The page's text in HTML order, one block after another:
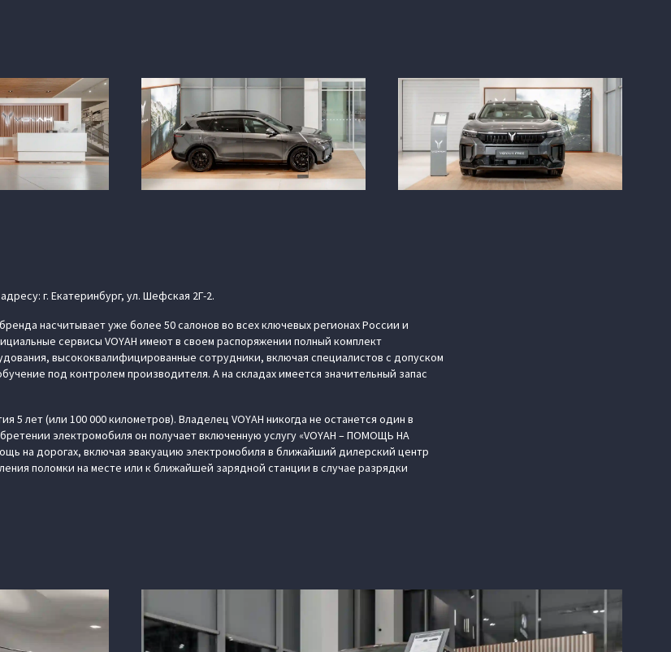
г. Екатеринбург, ул. Шефская 2Г-2.
насчитывает уже более 50 салонов во всех ключевых регионах России и
сервисы VOYAH имеют в своем распоряжении полный комплект
высококвалифицированные сотрудники, включая специалистов с допуском
под контролем производителя. А на складах имеется значительный запас
5 лет (или 100 000 километров). Владелец VOYAH никогда не останется один в
электромобиля он получает включенную услугу «VOYAH – ПОМОЩЬ НА
на дорогах, включая эвакуацию электромобиля в ближайший дилерский центр
поломки на месте или к ближайшей зарядной станции в случае разрядки